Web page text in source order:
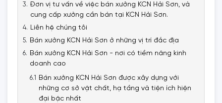
Đơn vị tư vấn về việc bán xưởng KCN Hải Sơn, và
cung cấp xưởng cần bán tại KCN Hải Sơn.
Liên hệ chúng tôi
Bán xưởng KCN Hải Sơn ở những vị trí đắc địa
Bán xưởng KCN Hải Sơn - nơi có tiềm năng kinh
doanh cao
Bán xưởng KCN Hải Sơn được xây dựng với
những cơ sở vật chất, hạ tầng và tiện ích hiện
đại bậc nhất